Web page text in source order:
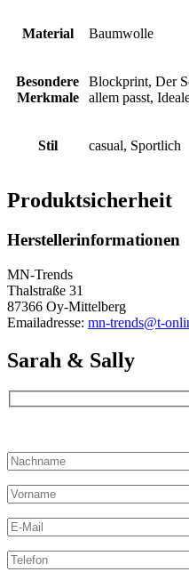
Material Baumwolle
Besondere
Merkmale
Blockprint, Der
allem passt,
Stil casual, Sportlich
Produktsicherheit
Herstellerinformationen
MN-Trends
Thalstraße 31
87366 Oy-Mittelberg
Emailadresse: mn-trends@t-
Sarah & Sally